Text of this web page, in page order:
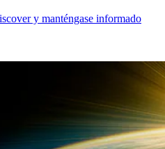
y manténgase informado